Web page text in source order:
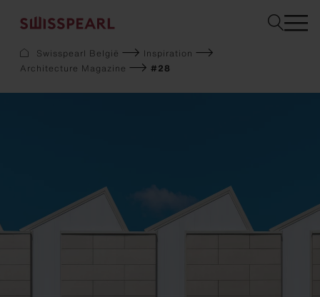
Bedrijf
Services
Inspiration
Gevel
Dak
Swisspearl België
Inspiration
Architecture Magazine
#28